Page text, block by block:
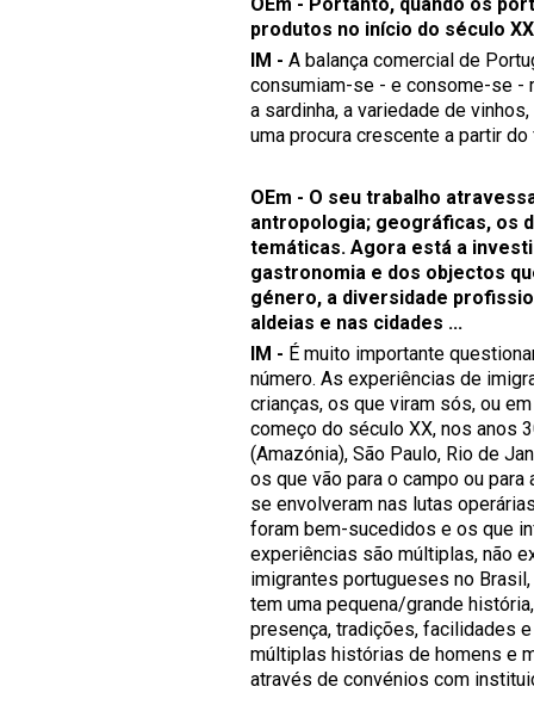
produtos no início do século
IM - A balança comercial de
consumiam-se - e consome-se -
a sardinha, a variedade de
uma procura crescente a partir
OEm - O seu trabalho
antropologia; geográficas, os
temáticas. Agora está a
gastronomia e dos objectos
género, a diversidade
aldeias e nas cidades ...
IM - É muito importante
número. As experiências de
crianças, os que viram sós, ou
começo do século XX, nos anos
(Amazónia), São Paulo, Rio de
os que vão para o campo ou
se envolveram nas lutas
foram bem-sucedidos e os que
experiências são múltiplas, não
imigrantes portugueses no
tem uma pequena/grande
presença, tradições, facilidades
múltiplas histórias de homens e
através de convénios com